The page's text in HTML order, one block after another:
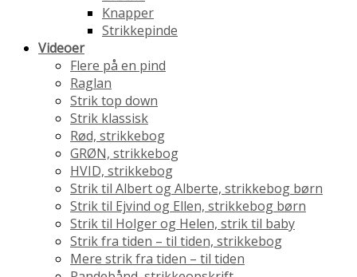
Knapper
Strikkepinde
Videoer
Flere på en pind
Raglan
Strik top down
Strik klassisk
Rød, strikkebog
GRØN, strikkebog
HVID, strikkebog
Strik til Albert og Alberte, strikkebog børn
Strik til Ejvind og Ellen, strikkebog børn
Strik til Holger og Helen, strik til baby
Strik fra tiden – til tiden, strikkebog
Mere strik fra tiden – til tiden